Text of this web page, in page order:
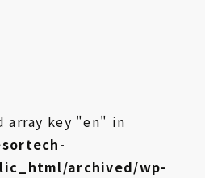
array key "en" in
archived/wp-